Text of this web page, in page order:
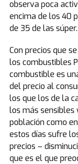
observa poca
encima de los 40
de 35 de las súper.
Con precios que
los combustibles
combustible es
del precio al
los que los de la
los más sensibles
población como
estos días sufre
precios –
que es el que